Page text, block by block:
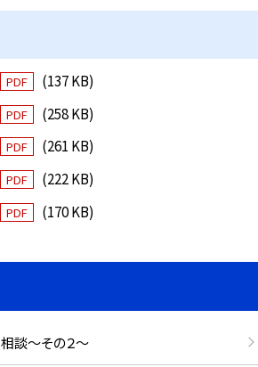
PDF
(137 KB)
PDF
(258 KB)
PDF
(261 KB)
PDF
(222 KB)
PDF (170 KB)
談～その２～